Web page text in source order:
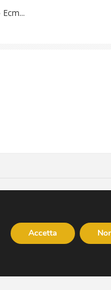
- P.IVA/Cod. Fiscale
Accetta